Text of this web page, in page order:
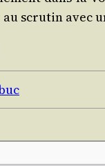
scru­tin avec